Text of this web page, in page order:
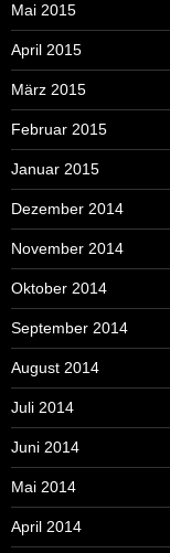
Mai 2015
April 2015
März 2015
Februar 2015
Januar 2015
Dezember 2014
November 2014
Oktober 2014
September 2014
August 2014
Juli 2014
Juni 2014
Mai 2014
April 2014